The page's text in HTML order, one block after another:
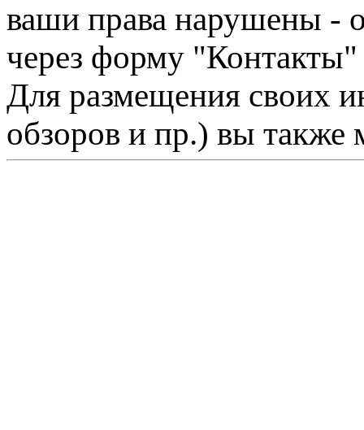
ваши права нарушены -
через форму "Контакты"
Для размещения своих
обзоров и пр.) вы также